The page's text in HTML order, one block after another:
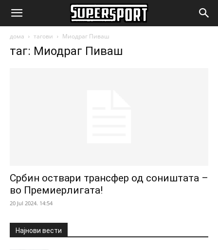
SuperSport.mk
дома тагови Миодраг Пиваш
таг: Миодраг Пиваш
Србин оствари трансфер од соништата –
во Премиерлигата!
20 Jul 2024. 14:54
Најнови вести